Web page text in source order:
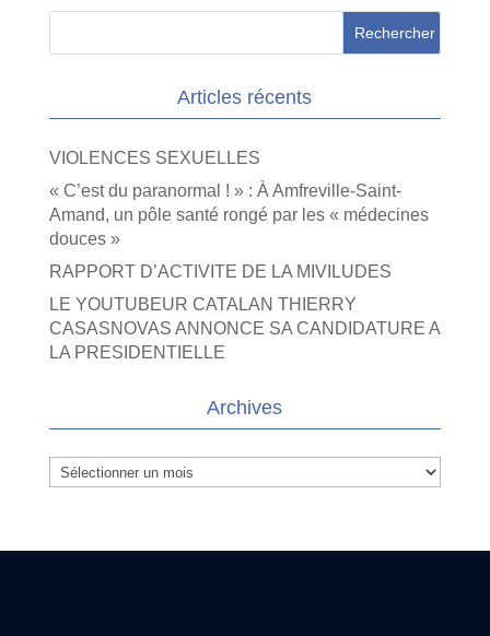
Articles récents
VIOLENCES SEXUELLES
« C’est du paranormal ! » : À Amfreville-Saint-
Amand, un pôle santé rongé par les « médecines
douces »
RAPPORT D’ACTIVITE DE LA MIVILUDES
LE YOUTUBEUR CATALAN THIERRY
CASASNOVAS ANNONCE SA CANDIDATURE A
LA PRESIDENTIELLE
Archives
Archives